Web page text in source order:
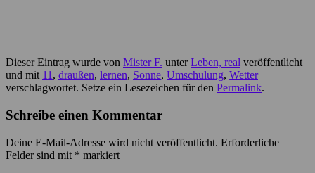
Dieser Eintrag wurde von Mister F. unterLeben, real veröffentlicht
und mit 11 , draußen, lernen, Sonne, Umschulung, Wetter
verschlagwortet. Setze ein Lesezeichen für den Permalink.
Schreibe einen Kommentar
Deine E-Mail-Adresse wird nicht veröffentlicht. Erforderliche
Felder sind mit * markiert